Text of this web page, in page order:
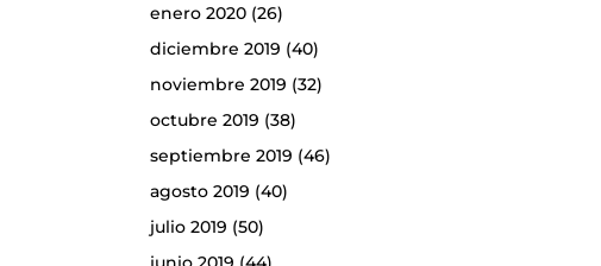
enero 2020(26)
diciembre 2019 (40)
noviembre 2019 (32)
octubre 2019 (38)
septiembre 2019 (46)
agosto 2019 (40)
julio 2019 (50)